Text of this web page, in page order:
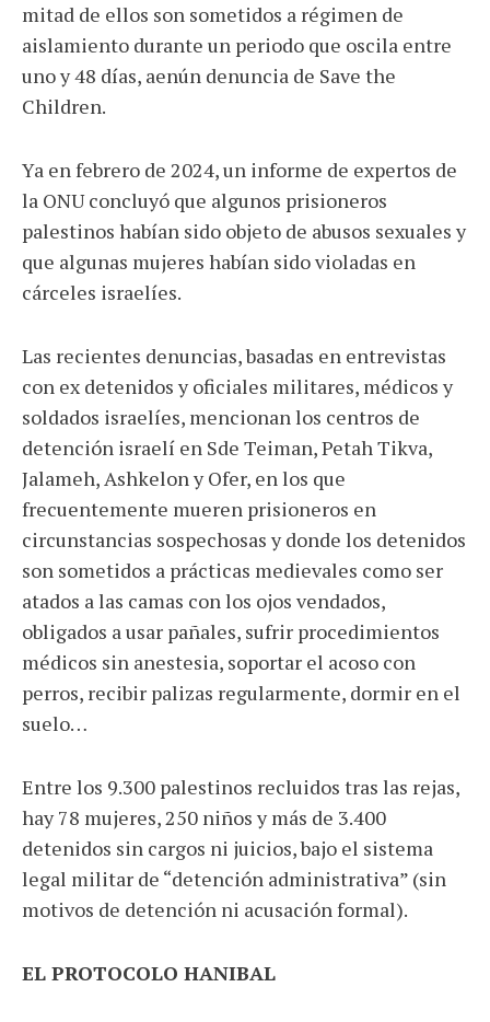
mitad de ellos son sometidos a régimen de
aislamiento durante un periodo que oscila entre
uno y 48 días, aenún denuncia de Save the
Children.
Ya en febrero de 2024, un informe de expertos de
la ONU concluyó que algunos prisioneros
palestinos habían sido objeto de abusos sexuales y
que algunas mujeres habían sido violadas en
cárceles israelíes.
Las recientes denuncias, basadas en entrevistas
con ex detenidos y oficiales militares, médicos y
soldados israelíes, mencionan los centros de
detención israelí en Sde Teiman, Petah Tikva,
Jalameh, Ashkelon y Ofer, en los que
frecuentemente mueren prisioneros en
circunstancias sospechosas y donde los detenidos
son sometidos a prácticas medievales como ser
atados a las camas con los ojos vendados,
obligados a usar pañales, sufrir procedimientos
médicos sin anestesia, soportar el acoso con
perros, recibir palizas regularmente, dormir en el
suelo…
Entre los 9.300 palestinos recluidos tras las rejas,
hay 78 mujeres, 250 niños y más de 3.400
detenidos sin cargos ni juicios, bajo el sistema
legal militar de “detención administrativa” (sin
motivos de detención ni acusación formal).
EL PROTOCOLO HANIBAL